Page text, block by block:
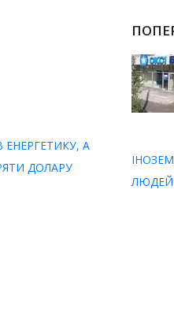
А
ДОЛАРУ
ЛЮДЕЙ